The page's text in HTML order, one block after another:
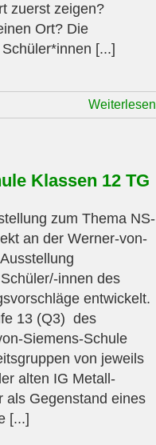
zuerst zeigen?
Ort? Die
[...]
Weiterlesen
Klassen 12 TG
zum Thema NS-
an der Werner-von-
innen des
entwickelt.
13 (Q3) des
Siemens-Schule
von jeweils
alten IG Metall-
als Gegenstand eines
[...]